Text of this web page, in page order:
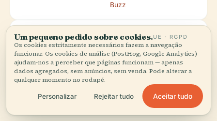
Buzz
Aplicação
Móvel:
Descarregue a aplicação Audiala para
atualizações em tempo real, reservas de
bilhetes e visitas exclusivas.
Um pequeno pedido sobre cookies.UE · RGPD
Os cookies estritamente necessários fazem a navegação
funcionar. Os cookies de análise (PostHog, Google Analytics)
ajudam-nos a perceber que páginas funcionam — apenas
dados agregados, sem anúncios, sem venda. Pode alterar a
qualquer momento no rodapé.
Personalizar Rejeitar tudo Aceitar tudo